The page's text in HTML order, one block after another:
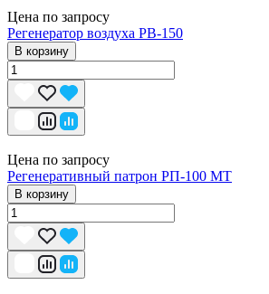
Цена по запросу
Регенератор воздуха РВ-150
В корзину
Цена по запросу
Регенеративный патрон РП-100 МТ
В корзину